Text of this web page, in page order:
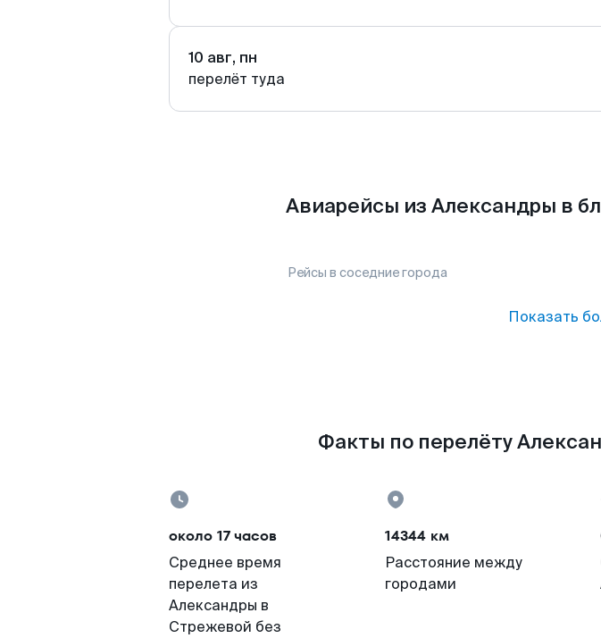
10 авг, пн
перелёт туда
Авиарейсы из Александры в
Рейсы в соседние города
Показать
Факты по перелёту
около 17 часов
Среднее время
перелета из
Александры в
Стрежевой без
14344 км
Расстояние между
городами